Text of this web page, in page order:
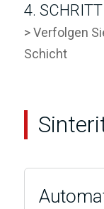
4.
> Verfolgen
Schicht